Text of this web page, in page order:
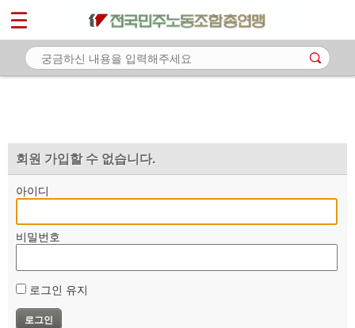
회원 가입할 수 없습니다.
아이디
비밀번호
로그인 유지
마이페이지
소개
자료
부설기관